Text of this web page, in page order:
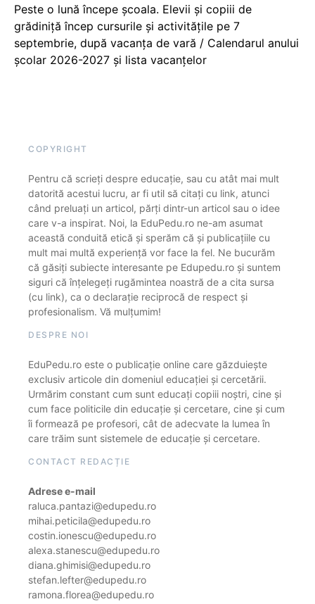
Peste o lună începe școala. Elevii și copiii de
grădiniță încep cursurile și activitățile pe 7
septembrie, după vacanța de vară / Calendarul anului
școlar 2026-2027 și lista vacanțelor
COPYRIGHT
Pentru că scrieți despre educație, sau cu atât mai mult
datorită acestui lucru, ar fi util să citați cu link, atunci
când preluați un articol, părți dintr-un articol sau o idee
care v-a inspirat. Noi, la EduPedu.ro ne-am asumat
această conduită etică și sperăm că și publicațiile cu
mult mai multă experiență vor face la fel. Ne bucurăm
că găsiți subiecte interesante pe Edupedu.ro și suntem
siguri că înțelegeți rugămintea noastră de a cita sursa
(cu link), ca o declarație reciprocă de respect și
profesionalism. Vă mulțumim!
DESPRE NOI
EduPedu.ro este o publicație online care găzduiește
exclusiv articole din domeniul educației și cercetării.
Urmărim constant cum sunt educați copiii noștri, cine și
cum face politicile din educație și cercetare, cine și cum
îi formează pe profesori, cât de adecvate la lumea în
care trăim sunt sistemele de educație și cercetare.
CONTACT REDACȚIE
Adrese e-mail
raluca.pantazi@edupedu.ro
mihai.peticila@edupedu.ro
costin.ionescu@edupedu.ro
alexa.stanescu@edupedu.ro
diana.ghimisi@edupedu.ro
stefan.lefter@edupedu.ro
ramona.florea@edupedu.ro